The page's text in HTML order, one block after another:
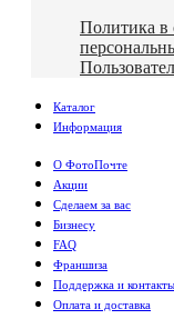
Политика в
Каталог
Информация
О ФотоПочте
Акции
Сделаем за вас
Бизнесу
FAQ
Франшиза
Поддержка и контакты
Оплата и доставка